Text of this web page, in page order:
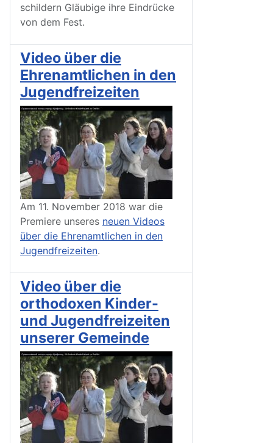
schildern Gläubige ihre Eindrücke
von dem Fest.
Video über die
Ehrenamtlichen in den
Jugendfreizeiten
Am 11. November 2018 war die
Premiere unseres neuen Videos
über die Ehrenamtlichen in den
Jugendfreizeiten.
Video über die
orthodoxen Kinder-
und Jugendfreizeiten
unserer Gemeinde